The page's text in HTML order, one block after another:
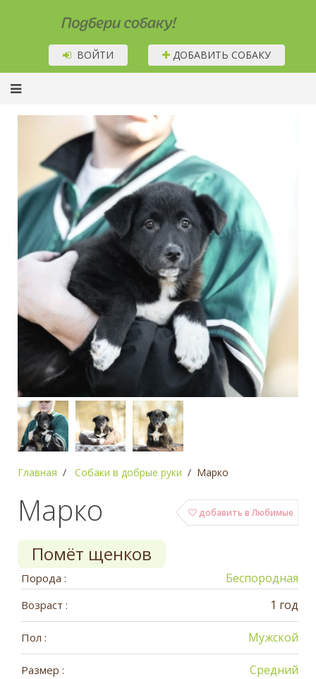
Подбери собаку!
ВОЙТИ ДОБАВИТЬ СОБАКУ
Главная Собаки в добрые руки Марко
добавить в Любимые
Марко
Помёт щенков
Порода : Беспородная
Возраст : 1 год
Пол : Мужской
Размер : Средний